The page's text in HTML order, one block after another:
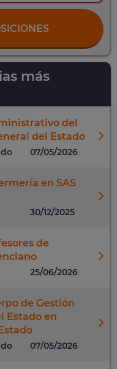
más
del
del Estado
07/05/2026
en SAS
30/12/2025
de
25/06/2026
de Gestión
Estado en
07/05/2026